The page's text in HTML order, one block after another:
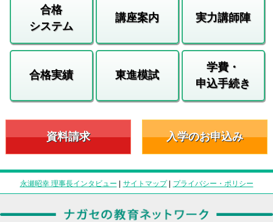
合格
システム
講座案内 実力講師陣
合格実績 東進模試
学費・
申込手続き
資料請求 入学のお申込み
永瀬昭幸 理事長インタビュー | サイトマップ| プライバシー・ポリシー